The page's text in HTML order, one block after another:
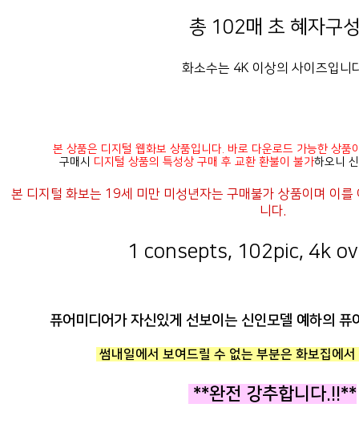
총 102매 초 혜자구
화소수는 4K 이상의 사이즈입니
본 상품은 디지털 웹화보 상품입니다. 바로 다운로드 가능한 상품
구매시 디지털 상품의 특성상 구매 후 교환 환불이 불가하오니
니다.
1 consepts, 102pic, 4k
퓨어미디어가 자신있게 선보이는 신인모델 예하의 퓨
썸내일에서 보여드릴 수 없는 부분은 화보집에
**완전 강추합니다.!!**